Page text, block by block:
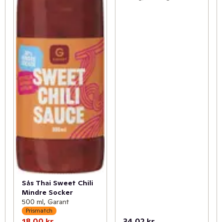
Sås Thai Sweet Chili
Mindre Socker
500 ml, Garant
Prismatch